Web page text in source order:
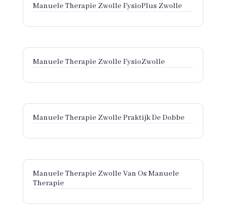
Manuele Therapie Zwolle FysioPlus Zwolle
Manuele Therapie Zwolle FysioZwolle
Manuele Therapie Zwolle Praktijk De Dobbe
Manuele Therapie Zwolle Van Os Manuele
Therapie